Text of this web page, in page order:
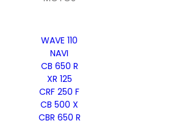
WAVE 110
NAVI
CB 650 R
XR 125
CRF 250 F
CB 500 X
CBR 650 R